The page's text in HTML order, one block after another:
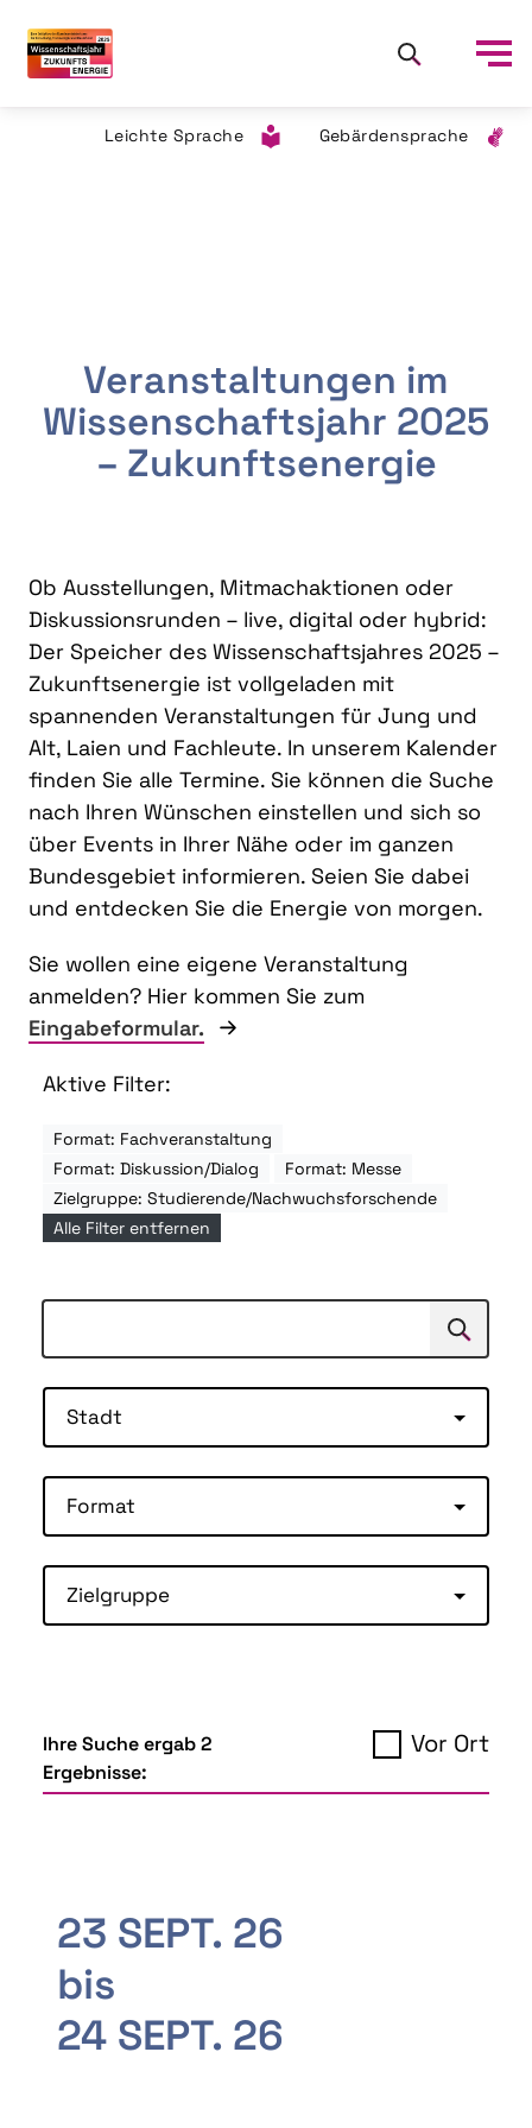
Leichte Sprache Gebärdensprache
Veranstaltungen im
Wissenschaftsjahr 2025
– Zukunftsenergie
Ob Ausstellungen, Mitmachaktionen oder
Diskussionsrunden – live, digital oder hybrid:
Der Speicher des Wissenschaftsjahres 2025 –
Zukunftsenergie ist vollgeladen mit
spannenden Veranstaltungen für Jung und
Alt, Laien und Fachleute. In unserem Kalender
finden Sie alle Termine. Sie können die Suche
nach Ihren Wünschen einstellen und sich so
über Events in Ihrer Nähe oder im ganzen
Bundesgebiet informieren. Seien Sie dabei
und entdecken Sie die Energie von morgen.
Sie wollen eine eigene Veranstaltung
anmelden? Hier kommen Sie zum
Eingabeformular.
Aktive Filter:
Format: Fachveranstaltung
Format: Diskussion/Dialog
Format: Messe
Zielgruppe: Studierende/Nachwuchsforschende
Alle Filter entfernen
Suchen
Stadt
Format
Zielgruppe
Ihre Suche ergab 2
Ergebnisse:
Vor Ort
23 SEPT. 26
bis
24 SEPT. 26